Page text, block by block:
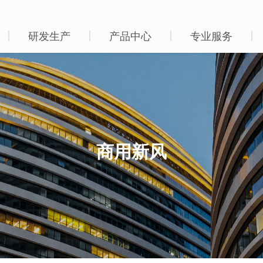
研发生产 产品中心 专业服务
商用新风